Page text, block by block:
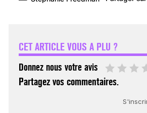
CET ARTICLE VOUS A PLU ?
Donnez nous votre avis
Partagez vos commentaires.